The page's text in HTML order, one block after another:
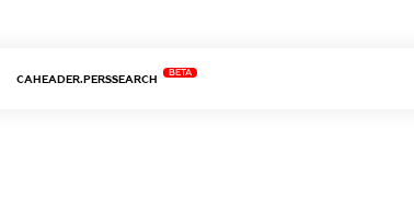
CAHEADER.PERSSEARCH
BETA